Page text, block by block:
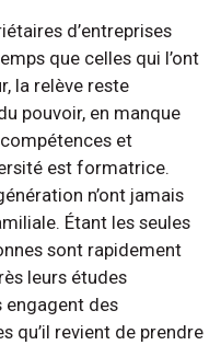
d’entreprises
que celles qui l’ont
la relève reste
pouvoir, en manque
et
est formatrice.
n’ont jamais
Étant les seules
sont rapidement
leurs études
engagent des
qu’il revient de prendre